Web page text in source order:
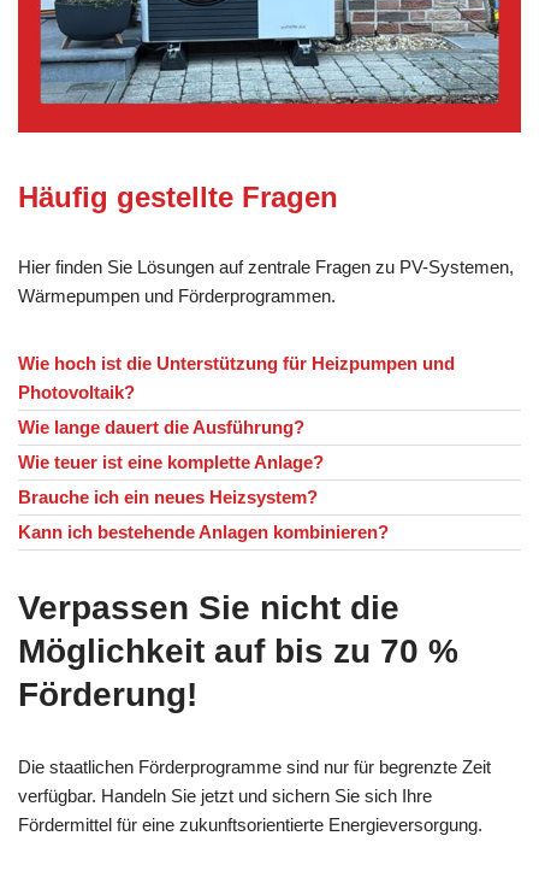
Häufig gestellte Fragen
Hier finden Sie Lösungen auf zentrale Fragen zu PV-Systemen,
Wärmepumpen und Förderprogrammen.
Wie hoch ist die Unterstützung für Heizpumpen und
Photovoltaik?
Wie lange dauert die Ausführung?
Wie teuer ist eine komplette Anlage?
Brauche ich ein neues Heizsystem?
Kann ich bestehende Anlagen kombinieren?
Verpassen Sie nicht die
Möglichkeit auf bis zu 70 %
Förderung!
Die staatlichen Förderprogramme sind nur für begrenzte Zeit
verfügbar. Handeln Sie jetzt und sichern Sie sich Ihre
Fördermittel für eine zukunftsorientierte Energieversorgung.